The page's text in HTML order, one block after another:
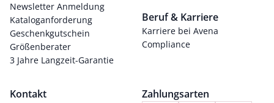
Newsletter Anmeldung
Kataloganforderung
Geschenkgutschein
Größenberater
3 Jahre Langzeit-Garantie
Beruf & Karriere
Karriere bei Avena
Compliance
Kontakt Zahlungsarten